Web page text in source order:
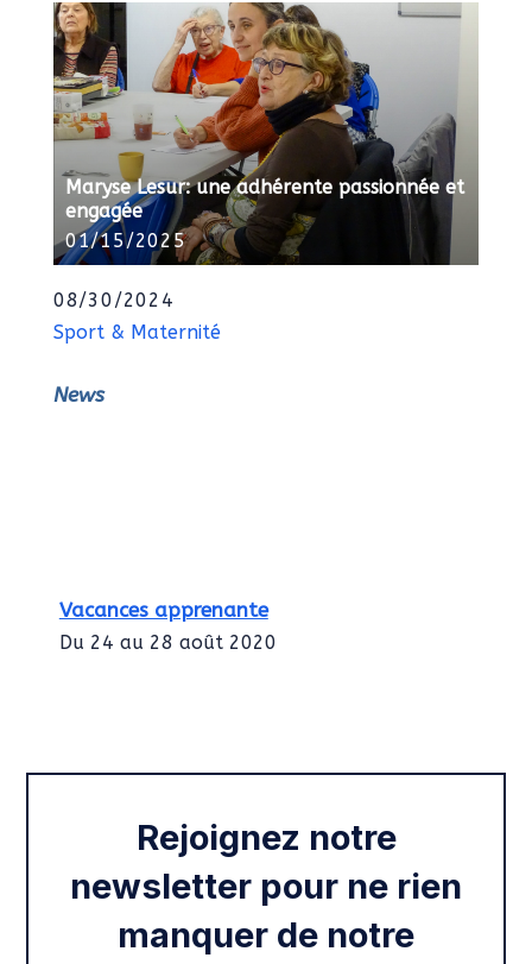
Maryse Lesur: une adhérente passionnée et
engagée
01/15/2025
08/30/2024
Sport & Maternité
News
Vacances apprenante
Du 24 au 28 août 2020
Rejoignez notre
newsletter pour ne rien
manquer de notre